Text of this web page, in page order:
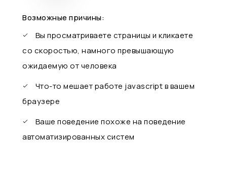
Возможные причины:
Вы просматриваете страницы и кликаете
со скоростью, намного превышающую
ожидаемую от человека
Что-то мешает работе javascript в вашем
браузере
Ваше поведение похоже на поведение
автоматизированных систем